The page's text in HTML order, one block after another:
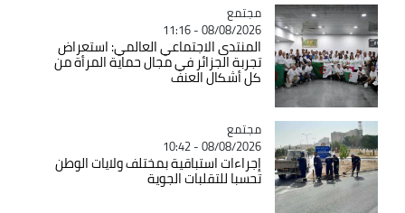
Catégorie
مجتمع
08/08/2026 - 11:16
المنتدى الاجتماعي العالمي: استعراض
تجربة الجزائر في مجال حماية المرأة من
كل أشكال العنف
Catégorie
مجتمع
08/08/2026 - 10:42
إجراءات استباقية بمختلف ولايات الوطن
تحسبا للتقلبات الجوية